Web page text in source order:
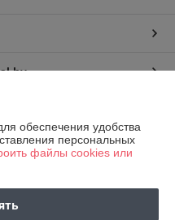
ул.Сырокомли, д.38, пом.2Н
обеспечения удобства
персональных
файлы cookies или